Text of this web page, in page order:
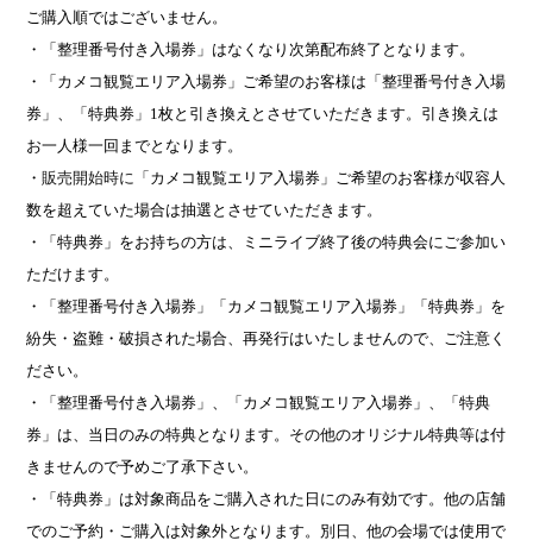
ご購入順ではございません。
・「整理番号付き入場券」はなくなり次第配布終了となります。
・「カメコ観覧エリア入場券」ご希望のお客様は「整理番号付き入場
券」、「特典券」 1枚と引き換えとさせていただきます。引き換えは
お一人様一回までとなります。
・販売開始時に 「カメコ観覧エリア入場券」ご希望のお客様が収容人
数を超えていた場合は抽選とさせていただきます。
・「特典券」をお持ちの方は、ミニライブ終了後の特典会にご参加い
ただけます。
・「整理番号付き入場券」「カメコ観覧エリア入場券」「特典券」を
紛失・盗難・破損された場合、再発行はいたしませんので、ご注意く
ださい。
・「整理番号付き入場券」、「カメコ観覧エリア入場券」、「特典
券」は、当日のみの特典となります。その他のオリジナル特典等は付
きませんので予めご了承下さい。
・「特典券」は対象商品をご購入された日にのみ有効です。他の店舗
でのご予約・ご購入は対象外となります。別日、他の会場では使用で